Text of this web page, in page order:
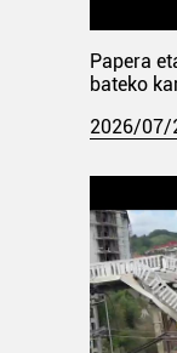
Papera
bateko
2026/07/